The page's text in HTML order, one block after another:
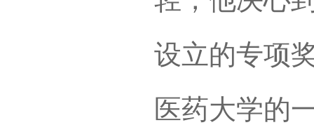
设立的专项
医药大学的